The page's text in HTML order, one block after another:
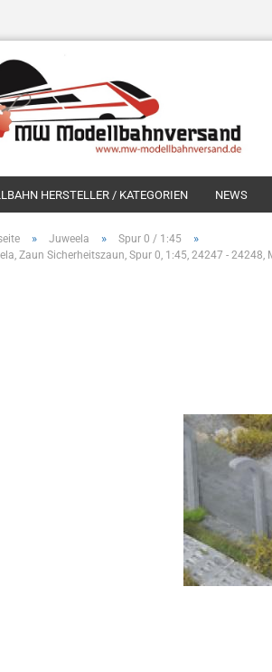
HERSTELLER / KATEGORIEN NEWS
» Juweela » Spur 0 / 1:45 »
Zaun Sicherheitszaun, Spur 0, 1:45, 24247 - 24248,